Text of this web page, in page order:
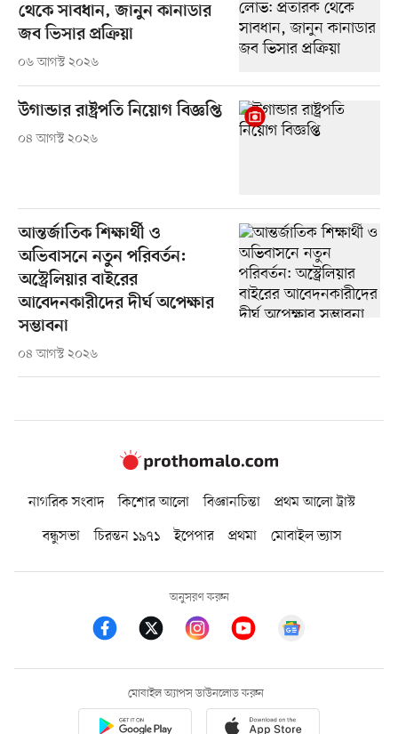
থেকে সাবধান, জানুন কানাডার
জব ভিসার প্রক্রিয়া
০৬ আগস্ট ২০২৬
উগান্ডার রাষ্ট্রপতি নিয়োগ বিজ্ঞপ্তি
০৪ আগস্ট ২০২৬
আন্তর্জাতিক শিক্ষার্থী ও
অভিবাসনে নতুন পরিবর্তন:
অস্ট্রেলিয়ার বাইরের
আবেদনকারীদের দীর্ঘ অপেক্ষার
সম্ভাবনা
০৪ আগস্ট ২০২৬
নাগরিক সংবাদ কিশোর আলো বিজ্ঞানচিন্তা
প্রথম আলো ট্রাস্ট
বন্ধুসভা
চিরন্তন ১৯৭১ ইপেপার প্রথমা মোবাইল ভ্যাস
অনুসরণ করুন
মোবাইল অ্যাপস ডাউনলোড করুন